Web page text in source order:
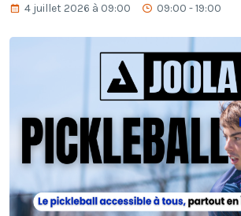
4 juillet 2026 à 09:00 09:00 - 19:00